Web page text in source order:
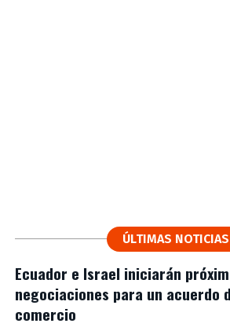
ÚLTIMAS NOTICIAS
Ecuador e Israel iniciarán
negociaciones para un acuerdo
comercio